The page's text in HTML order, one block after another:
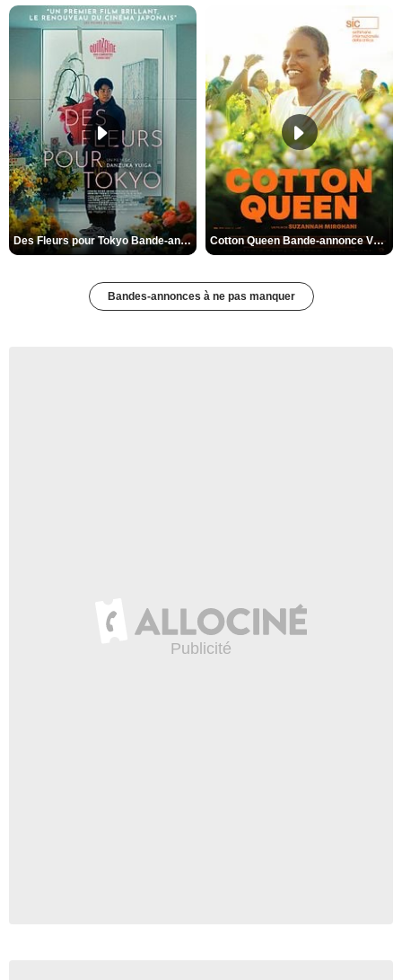
Des Fleurs pour Tokyo Bande-annonce VO STFR Cotton Queen Bande-annonce VO STFR
Bandes-annonces à ne pas manquer